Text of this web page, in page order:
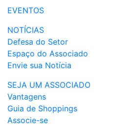
EVENTOS
NOTÍCIAS
Defesa do Setor
Espaço do Associado
Envie sua Notícia
SEJA UM ASSOCIADO
Vantagens
Guia de Shoppings
Associe-se